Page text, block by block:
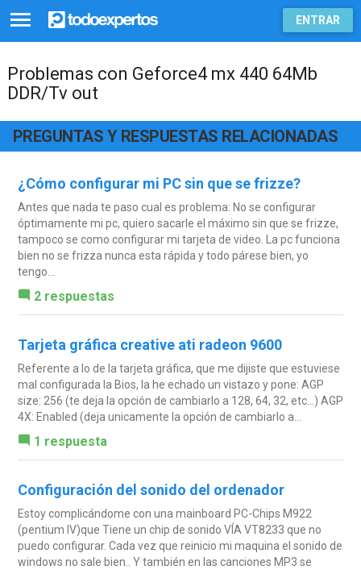
ENTRAR
Problemas con Geforce4 mx 440 64Mb
DDR/Tv out
PREGUNTAS Y RESPUESTAS RELACIONADAS
¿Cómo configurar mi PC sin que se frizze?
Antes que nada te paso cual es problema: No se configurar
óptimamente mi pc, quiero sacarle el máximo sin que se frizze,
tampoco se como configurar mi tarjeta de video. La pc funciona
bien no se frizza nunca esta rápida y todo párese bien, yo
tengo...
2 respuestas
Tarjeta gráfica creative ati radeon 9600
Referente a lo de la tarjeta gráfica, que me dijiste que estuviese
mal configurada la Bios, la he echado un vistazo y pone: AGP
size: 256 (te deja la opción de cambiarlo a 128, 64, 32, etc...) AGP
4X: Enabled (deja unicamente la opción de cambiarlo a...
1 respuesta
Configuración del sonido del ordenador
Estoy complicándome con una mainboard PC-Chips M922
(pentium IV)que Tiene un chip de sonido VÍA VT8233 que no
puedo configurar. Cada vez que reinicio mi maquina el sonido de
windows no sale bien.. Y también en las canciones MP3 se